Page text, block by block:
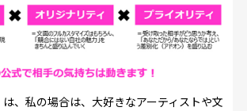
は、私の場合は、大好きなアーティストや文